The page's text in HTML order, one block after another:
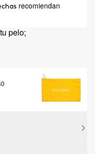
recomiendan
pelo;